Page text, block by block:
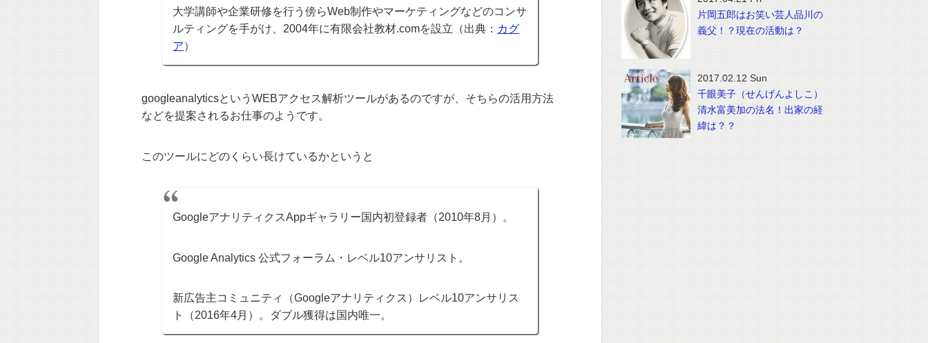
大学講師や企業研修を行う傍らWeb制作やマーケティングなどのコンサ
ルティングを手がけ、2004年に有限会社教材.comを設立（出典： カグ
ア）
googleanalyticsというWEBアクセス解析ツールがあるのですが、そちらの活用方法
などを提案されるお仕事のようです。
このツールにどのくらい長けているかというと
GoogleアナリティクスAppギャラリー国内初登録者（2010年8月）。
Google Analytics 公式フォーラム・レベル10アンサリスト。
新広告主コミュニティ（Googleアナリティクス）レベル10アンサリス
ト（2016年4月）。ダブル獲得は国内唯一。
片岡五郎はお笑い芸人品川の
義父！？現在の活動は？
2017.02.12 Sun
千眼美子（せんげんよしこ）
清水富美加の法名！出家の経
緯は？？